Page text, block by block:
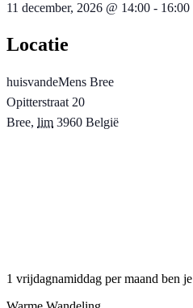
11 december, 2026 @ 14:00 - 16:00
Locatie
huisvandeMens Bree
Opitterstraat 20
Bree, lim 3960 België
1 vrijdagnamiddag per maand ben